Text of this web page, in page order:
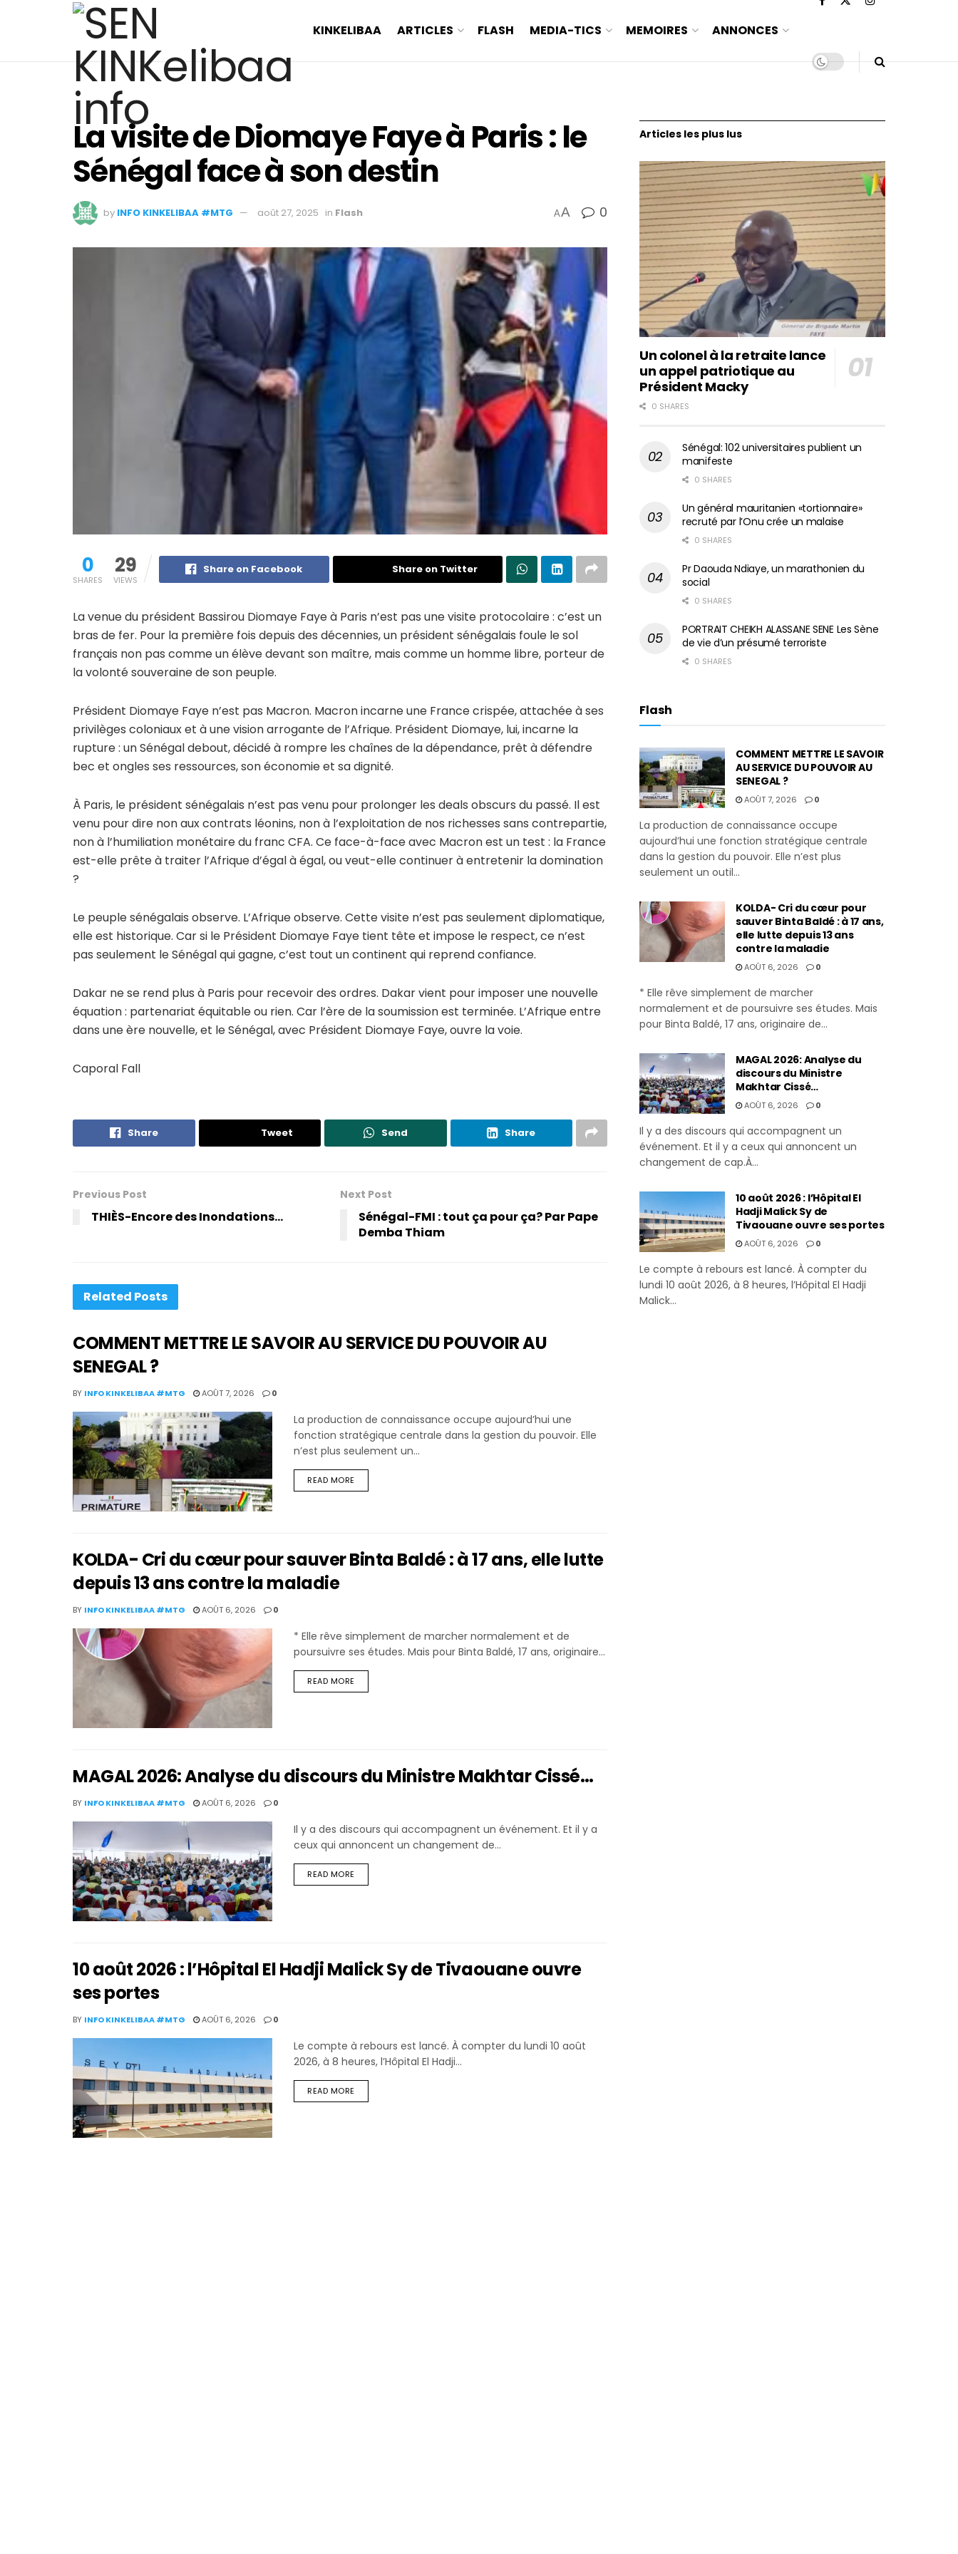
KINKELIBAA ARTICLES FLASH MEDIA-TICS MEMOIRES ANNONCES
La visite de Diomaye Faye à Paris : le
Sénégal face à son destin
by INFO KINKELIBAA #MTG août 27, 2025 in Flash AA 0
0
SHARES
29
VIEWS
Share on Facebook Share on Twitter
La venue du président Bassirou Diomaye Faye à Paris n’est pas une visite protocolaire : c’est un
bras de fer. Pour la première fois depuis des décennies, un président sénégalais foule le sol
français non pas comme un élève devant son maître, mais comme un homme libre, porteur de
la volonté souveraine de son peuple.
Président Diomaye Faye n’est pas Macron. Macron incarne une France crispée, attachée à ses
privilèges coloniaux et à une vision arrogante de l’Afrique. Président Diomaye, lui, incarne la
rupture : un Sénégal debout, décidé à rompre les chaînes de la dépendance, prêt à défendre
bec et ongles ses ressources, son économie et sa dignité.
À Paris, le président sénégalais n’est pas venu pour prolonger les deals obscurs du passé. Il est
venu pour dire non aux contrats léonins, non à l’exploitation de nos richesses sans contrepartie,
non à l’humiliation monétaire du franc CFA. Ce face-à-face avec Macron est un test : la France
est-elle prête à traiter l’Afrique d’égal à égal, ou veut-elle continuer à entretenir la domination
?
Le peuple sénégalais observe. L’Afrique observe. Cette visite n’est pas seulement diplomatique,
elle est historique. Car si le Président Diomaye Faye tient tête et impose le respect, ce n’est
pas seulement le Sénégal qui gagne, c’est tout un continent qui reprend confiance.
Dakar ne se rend plus à Paris pour recevoir des ordres. Dakar vient pour imposer une nouvelle
équation : partenariat équitable ou rien. Car l’ère de la soumission est terminée. L’Afrique entre
dans une ère nouvelle, et le Sénégal, avec Président Diomaye Faye, ouvre la voie.
Caporal Fall
Share Tweet Send Share
Previous Post
THIÈS-Encore des Inondations…
Next Post
Sénégal-FMI : tout ça pour ça? Par Pape
Demba Thiam
Related Posts
COMMENT METTRE LE SAVOIR AU SERVICE DU POUVOIR AU
SENEGAL ?
BY INFO KINKELIBAA #MTG AOÛT 7, 2026 0
La production de connaissance occupe aujourd’hui une
fonction stratégique centrale dans la gestion du pouvoir. Elle
n’est plus seulement un...
READ MORE
KOLDA- Cri du cœur pour sauver Binta Baldé : à 17 ans, elle lutte
depuis 13 ans contre la maladie
BY INFO KINKELIBAA #MTG AOÛT 6, 2026 0
* Elle rêve simplement de marcher normalement et de
poursuivre ses études. Mais pour Binta Baldé, 17 ans, originaire...
READ MORE
MAGAL 2026: Analyse du discours du Ministre Makhtar Cissé…
BY INFO KINKELIBAA #MTG AOÛT 6, 2026 0
Il y a des discours qui accompagnent un événement. Et il y a
ceux qui annoncent un changement de...
READ MORE
10 août 2026 : l’Hôpital El Hadji Malick Sy de Tivaouane ouvre
ses portes
BY INFO KINKELIBAA #MTG AOÛT 6, 2026 0
Le compte à rebours est lancé. À compter du lundi 10 août
2026, à 8 heures, l’Hôpital El Hadji...
READ MORE
Articles les plus lus
Un colonel à la retraite lance
un appel patriotique au
Président Macky
0 SHARES
Sénégal: 102 universitaires publient un
manifeste
0 SHARES
Un général mauritanien «tortionnaire»
recruté par l’Onu crée un malaise
0 SHARES
Pr Daouda Ndiaye, un marathonien du
social
0 SHARES
PORTRAIT CHEIKH ALASSANE SENE Les Sène
de vie d’un présumé terroriste
0 SHARES
Flash
COMMENT METTRE LE SAVOIR
AU SERVICE DU POUVOIR AU
SENEGAL ?
AOÛT 7, 2026 0
La production de connaissance occupe
aujourd’hui une fonction stratégique centrale
dans la gestion du pouvoir. Elle n’est plus
seulement un outil...
KOLDA- Cri du cœur pour
sauver Binta Baldé : à 17 ans,
elle lutte depuis 13 ans
contre la maladie
AOÛT 6, 2026 0
* Elle rêve simplement de marcher
normalement et de poursuivre ses études. Mais
pour Binta Baldé, 17 ans, originaire de...
MAGAL 2026: Analyse du
discours du Ministre
Makhtar Cissé…
AOÛT 6, 2026 0
Il y a des discours qui accompagnent un
événement. Et il y a ceux qui annoncent un
changement de cap.À...
10 août 2026 : l’Hôpital El
Hadji Malick Sy de
Tivaouane ouvre ses portes
AOÛT 6, 2026 0
Le compte à rebours est lancé. À compter du
lundi 10 août 2026, à 8 heures, l’Hôpital El Hadji
Malick...